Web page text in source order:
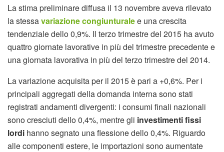
La stima preliminare diffusa il 13 novembre aveva rilevato
la stessavariazione congiunturalee una crescita
tendenziale dello 0,9%. Il terzo trimestre del 2015 ha avuto
quattro giornate lavorative in più del trimestre precedente e
una giornata lavorativa in più del terzo trimestre del 2014.
La variazione acquisita per il 2015 è pari a +0,6%. Per i
principali aggregati della domanda interna sono stati
registrati andamenti divergenti: i consumi finali nazionali
sono cresciuti dello 0,4%, mentre gli investimenti fissi
lordi hanno segnato una flessione dello 0,4%. Riguardo
alle componenti estere, le importazioni sono aumentate